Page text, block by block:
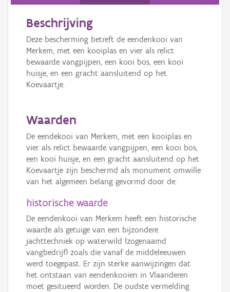
Beschrijving
Deze bescherming betreft de eendenkooi van
Merkem, met een kooiplas en vier als relict
bewaarde vangpijpen, een kooi bos, een kooi
huisje, en een gracht aansluitend op het
Koevaartje.
Waarden
De eendekooi van Merkem, met een kooiplas en
vier als relict bewaarde vangpijpen, een kooi bos,
een kooi huisje, en een gracht aansluitend op het
Koevaartje zijn beschermd als monument omwille
van het algemeen belang gevormd door de:
historische waarde
De eendenkooi van Merkem heeft een historische
waarde als getuige van een bijzondere
jachttechniek op waterwild (zogenaamd
vangbedrijf) zoals die vanaf de middeleeuwen
werd toegepast. Er zijn sterke aanwijzingen dat
het ontstaan van eendenkooien in Vlaanderen
moet gesitueerd worden. De oudste vermelding